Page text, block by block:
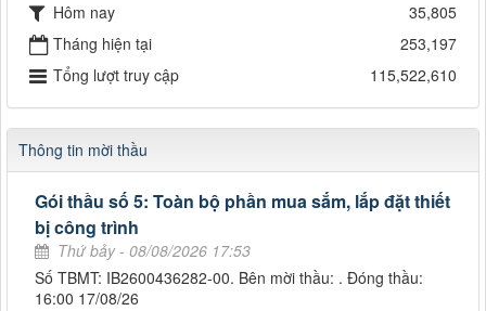
Hôm nay
35,805
Tháng hiện tại
253,197
Tổng lượt truy cập
115,522,610
Thông tin mời thầu
Gói thầu số 5: Toàn bộ phần mua sắm, lắp đặt thiết
bị công trình
Thứ bảy - 08/08/2026 17:53
Số TBMT: IB2600436282-00. Bên mời thầu: . Đóng thầu:
16:00 17/08/26